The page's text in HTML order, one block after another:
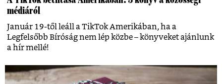
médiáról
Január 19-től leáll a TikTok Amerikában, ha a
Legfelsőbb Bíróság nem lép közbe – könyveket ajánlunk
a hír mellé!